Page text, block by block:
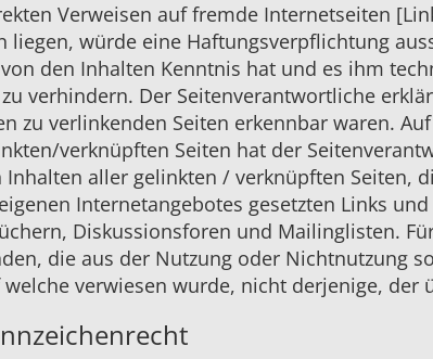
Verweisen auf fremde Internetseiten
liegen, würde eine Haftungsverpflichtung
den Inhalten Kenntnis hat und es ihm
verhindern. Der Seitenverantwortliche
zu verlinkenden Seiten erkennbar waren.
verknüpften Seiten hat der
aller gelinkten / verknüpften Seiten,
Internetangebotes gesetzten Links
Diskussionsforen und Mailinglisten.
die aus der Nutzung oder Nichtnutzung
verwiesen wurde, nicht derjenige,